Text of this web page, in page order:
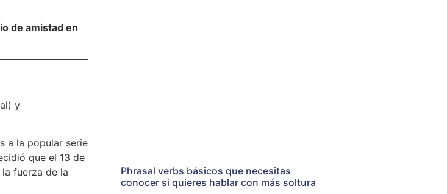
de amistad en
y
a la popular serie
que el 13 de
fuerza de la
Phrasal verbs básicos que necesitas
conocer si quieres hablar con más soltura